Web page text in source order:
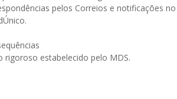
pelos Correios e notificações no
rigoroso estabelecido pelo MDS.